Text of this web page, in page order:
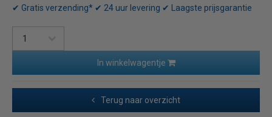
✔ Gratis verzending* ✔ 24 uur levering ✔ Laagste prijsgarantie
In winkelwagentje
Terug naar overzicht